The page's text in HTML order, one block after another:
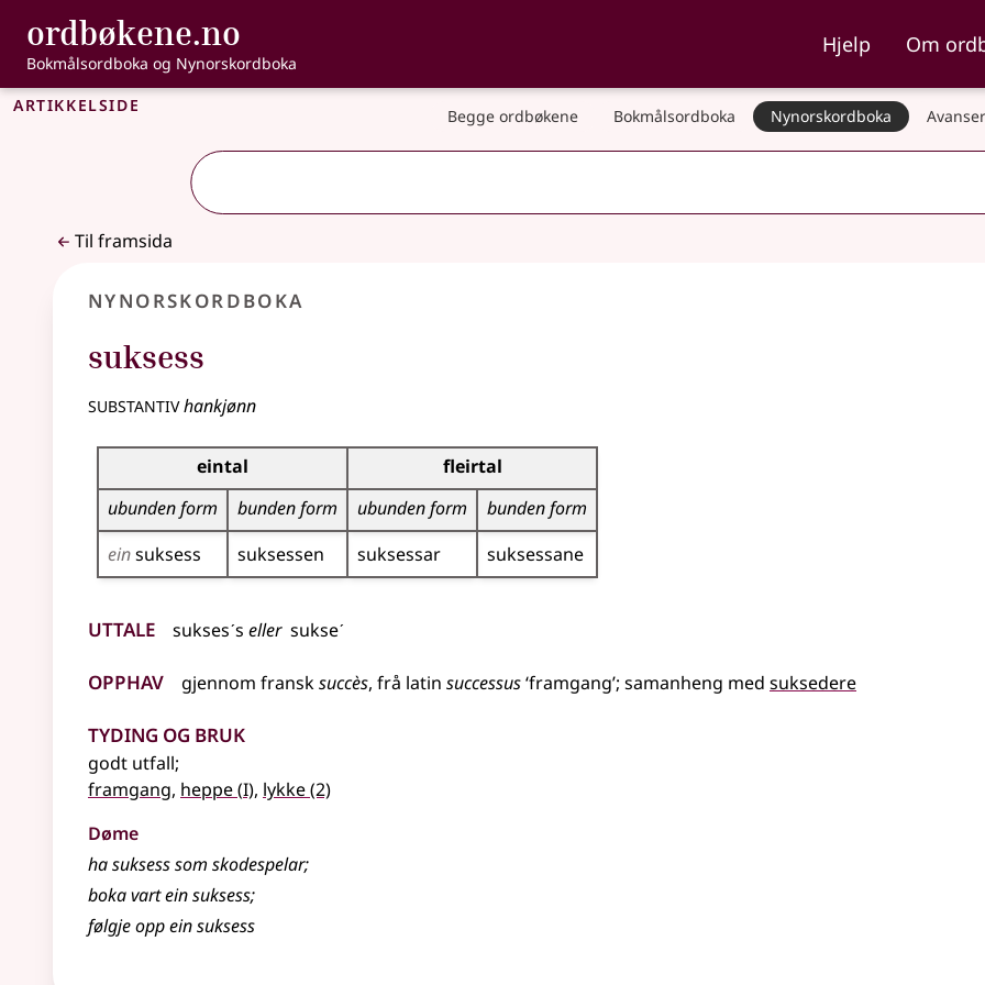
Gå til hovudinnhald
Tilgjenge
ordbøkene.no , Bokmålsordboka og Nynorskordboka
Bokmålsordboka og Nynorskordboka
Hjelp Om
Artikkelside Begge ordbøkene Bokmålsordboka Nynorskordboka
Til framsida
Nynorskordboka
suksess
substantivhankjønn
Bøyningstabell for dette substantivet
eintal
fleirtal
ubunden form
bunden form ubunden form
bunden form
einsuksess suksessen suksessar suksessane
Uttale suksesˊs eller sukseˊ
Opphav gjennom fransksuccès, frå latin successus‘framgang’; samanheng med suksedere
Tyding og bruk
godt utfall;
framgang, heppe(1
I), lykke(2)
Døme
ha suksess som skodespelar;
boka vart ein suksess;
følgje opp ein suksess